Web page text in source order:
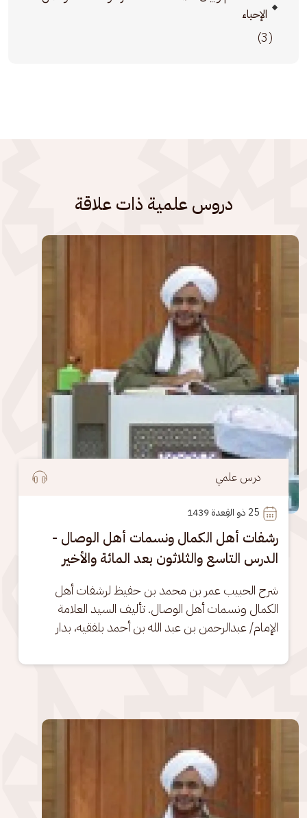
الإحياء
(3)
دروس علمية ذات علاقة
الصورة
درس علمي
25
رشفات أهل الكمال ونسمات أهل الوصال -
الدرس التاسع والثلاثون بعد المائة والأخير
شرح الحبيب عمر بن محمد بن حفيظ لرشفات أهل
الكمال ونسمات أهل الوصال. تأليف السيد العلامة
الإمام/ عبدالرحمن بن عبد الله بن أحمد بلفقيه، بدار
الصورة